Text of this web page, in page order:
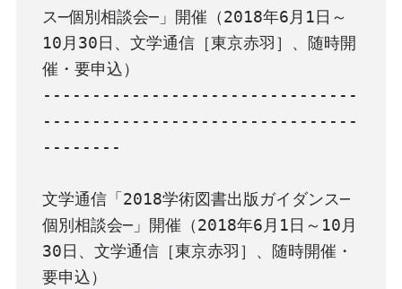
ス─個別相談会─」開催（2018年6月1日～
10月30日、文学通信［東京赤羽］、随時開
催・要申込）
--------------------------------
--------------------------------
--------
文学通信「2018学術図書出版ガイダンス─
個別相談会─」開催（2018年6月1日～10月
30日、文学通信［東京赤羽］、随時開催・